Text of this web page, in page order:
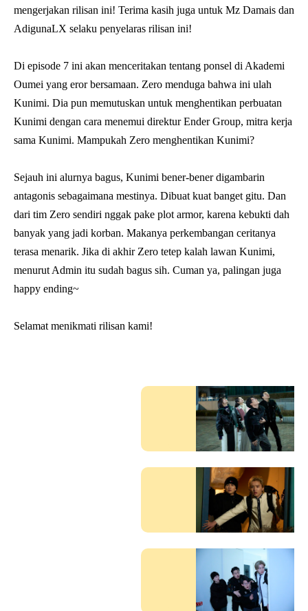
mengerjakan rilisan ini! Terima kasih juga untuk Mz Damais dan
AdigunaLX selaku penyelaras rilisan ini!
Di episode 7 ini akan menceritakan tentang ponsel di Akademi
Oumei yang eror bersamaan. Zero menduga bahwa ini ulah
Kunimi. Dia pun memutuskan untuk menghentikan perbuatan
Kunimi dengan cara menemui direktur Ender Group, mitra kerja
sama Kunimi. Mampukah Zero menghentikan Kunimi?
Sejauh ini alurnya bagus, Kunimi bener-bener digambarin
antagonis sebagaimana mestinya. Dibuat kuat banget gitu. Dan
dari tim Zero sendiri nggak pake plot armor, karena kebukti dah
banyak yang jadi korban. Makanya perkembangan ceritanya
terasa menarik. Jika di akhir Zero tetep kalah lawan Kunimi,
menurut Admin itu sudah bagus sih. Cuman ya, palingan juga
happy ending~
Selamat menikmati rilisan kami!